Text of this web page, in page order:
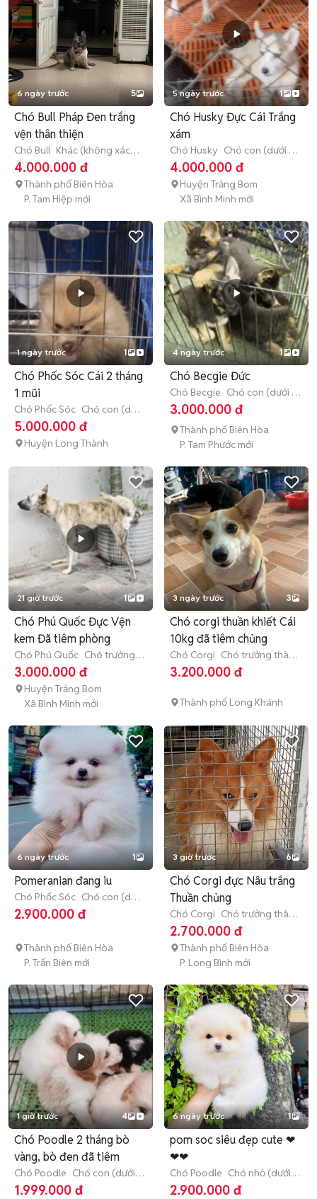
6 ngày trước 5
Chó Bull Pháp Đen trắng
vện thân thiện
Chó Bull Khác (không xác
định được)
4.000.000 đ
Thành phố Biên Hòa
P. Tam Hiệp mới
5 ngày trước 1
Chó Husky Đực Cái Trắng
xám
Chó Husky Chó con (dưới 3
tháng tuổi)
4.000.000 đ
Huyện Trảng Bom
Xã Bình Minh mới
1 ngày trước 1
Chó Phốc Sóc Cái 2 tháng
1 mũi
Chó Phốc Sóc Chó con (dưới
3 tháng tuổi)
5.000.000 đ
Huyện Long Thành
4 ngày trước 1
Chó Becgie Đức
Chó Becgie Chó con (dưới 3
tháng tuổi)
3.000.000 đ
Thành phố Biên Hòa
P. Tam Phước mới
21 giờ trước 1
Chó Phú Quốc Đực Vện
kem Đã tiêm phòng
Chó Phú Quốc Chó trưởng
thành (hơn 1 tuổi)
3.000.000 đ
Huyện Trảng Bom
Xã Bình Minh mới
3 ngày trước 3
Chó corgi thuần khiết Cái
10kg đã tiêm chủng
Chó Corgi Chó trưởng thành
(hơn 1 tuổi)
3.200.000 đ
Thành phố Long Khánh
6 ngày trước 1
Pomeranian đang iu
Chó Phốc Sóc Chó con (dưới
3 tháng tuổi)
2.900.000 đ
Thành phố Biên Hòa
P. Trấn Biên mới
3 giờ trước 6
Chó Corgi đực Nâu trắng
Thuần chủng
Chó Corgi Chó trưởng thành
(hơn 1 tuổi)
2.700.000 đ
Thành phố Biên Hòa
P. Long Bình mới
1 giờ trước 4
Chó Poodle 2 tháng bò
vàng, bò đen đã tiêm
Chó Poodle Chó con (dưới 3
tháng tuổi)
1.999.000 đ
6 ngày trước 1
pom soc siêu đẹp cute ❤
❤❤
Chó Poodle Chó nhỏ (dưới 1
năm tuổi)
2.900.000 đ